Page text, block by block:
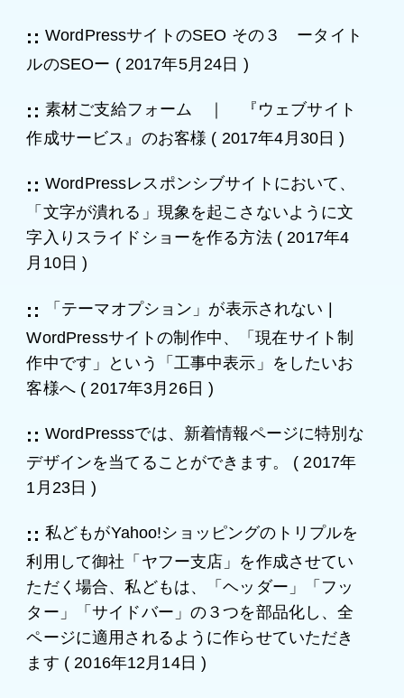
WordPressサイトのSEO その３ ータイト
ルのSEOー ( 2017年5月24日 )
素材ご支給フォーム ｜ 『ウェブサイト
作成サービス』のお客様 ( 2017年4月30日 )
WordPressレスポンシブサイトにおいて、
「文字が潰れる」現象を起こさないように文
字入りスライドショーを作る方法(2017年4
月10日 )
「テーマオプション」が表示されない |
WordPressサイトの制作中、「現在サイト制
作中です」という「工事中表示」をしたいお
客様へ( 2017年3月26日 )
WordPresssでは、新着情報ページに特別な
デザインを当てることができます。
( 2017年
1月23日 )
私どもがYahoo!ショッピングのトリプルを
利用して御社「ヤフー支店」を作成させてい
ただく場合、私どもは、「ヘッダー」「フッ
ター」「サイドバー」の３つを部品化し、全
ページに適用されるように作らせていただき
ます ( 2016年12月14日 )